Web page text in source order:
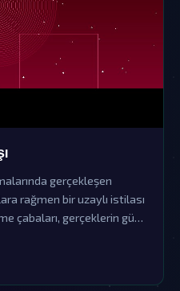
gerçekleşen
rağmen bir uzaylı istilası
çabaları, gerçeklerin gün